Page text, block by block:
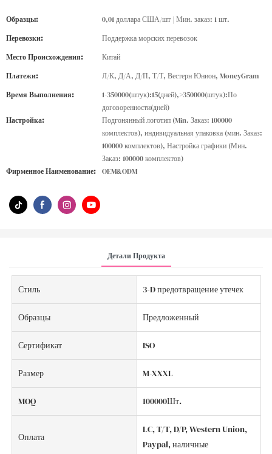
Образцы:
0,01 доллара США/шт | Мин. заказ: 1 шт.
Перевозки:
Поддержка морских перевозок
Место Происхождения:
Китай
Платежи:
Л/К, Д/А, Д/П, Т/Т, Вестерн Юнион, MoneyGram
Время Выполнения:
1-350000(штук):15(дней),>350000(штук):По
договоренности(дней)
Настройка:
Подгонянный логотип (Min. Заказ: 100000
комплектов), индивидуальная упаковка (мин. Заказ:
100000 комплектов), Настройка графики (Мин.
Заказ: 100000 комплектов)
Фирменное Наименование:
OEM&ODM
Детали Продукта
Стиль 3-D предотвращение утечек
Образцы Предложенный
Сертификат ISO
Размер M-XXXL
MOQ 100000Шт.
Оплата
LC, T/T, D/P, Western Union,
Paypal, наличные